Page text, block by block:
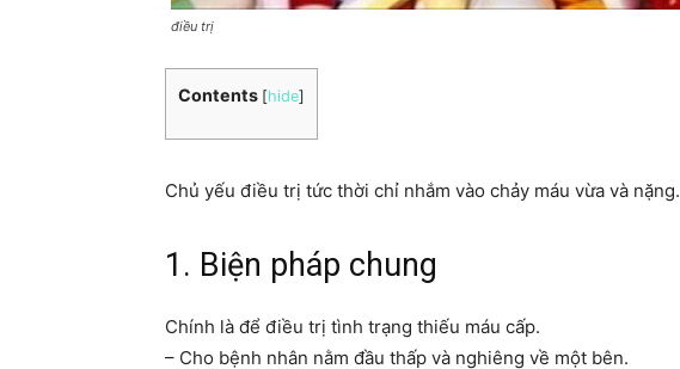
điều trị
Contents [hide]
Chủ yếu điều trị tức thời chỉ nhắm vào chảy máu vừa và nặng.
1. Biện pháp chung
Chính là để điều trị tình trạng thiếu máu cấp.
– Cho bệnh nhân nằm đầu thấp và nghiêng về một bên.